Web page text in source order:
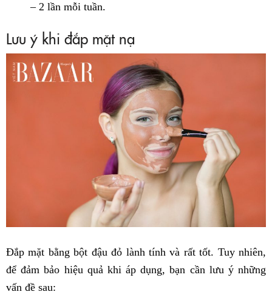
– 2 lần mỗi tuần.
Lưu ý khi đắp mặt nạ
Đắp mặt bằng bột đậu đỏ lành tính và rất tốt. Tuy nhiên,
để đảm bảo hiệu quả khi áp dụng, bạn cần lưu ý những
vấn đề sau: